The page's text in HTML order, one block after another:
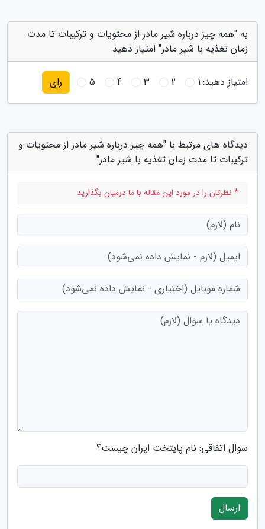
به "همه چیز درباره شیر مادر از محتویات و ترکیبات تا مدت
زمان تغذیه با شیر مادر" امتیاز دهید
امتیاز دهید:1
2
3
4
5 رای
دیدگاه های مرتبط با "همه چیز درباره شیر مادر از محتویات و
ترکیبات تا مدت زمان تغذیه با شیر مادر"
* نظرتان را در مورد این مقاله با ما درمیان بگذارید
سوال اتفاقی: نام پایتخت ایران چیست؟
ارسال